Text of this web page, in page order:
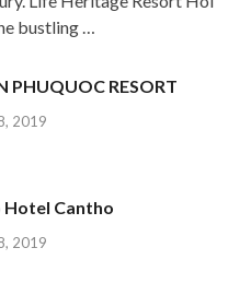
bustling …
PHUQUOC RESORT
2019
Hotel Cantho
2019